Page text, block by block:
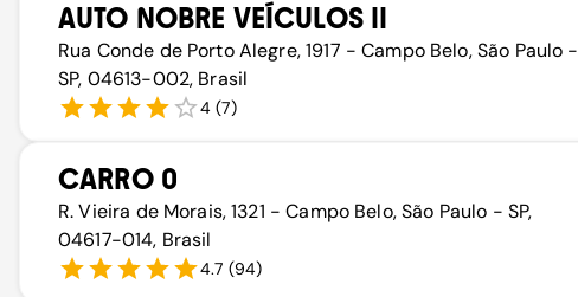
AUTO NOBRE VEÍCULOS II
Rua Conde de Porto Alegre, 1917 - Campo Belo, São Paulo -
SP, 04613-002, Brasil
4 (7)
CARRO 0
R. Vieira de Morais, 1321 - Campo Belo, São Paulo - SP,
04617-014, Brasil
4.7 (94)